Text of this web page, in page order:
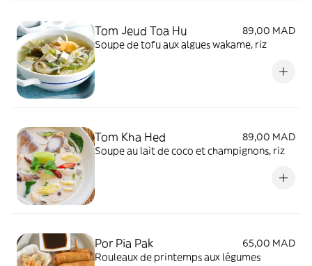
Tom Jeud Toa Hu
89,00 MAD
Soupe de tofu aux algues wakame, riz
Tom Kha Hed
89,00 MAD
Soupe au lait de coco et champignons, riz
Por Pia Pak
65,00 MAD
Rouleaux de printemps aux légumes